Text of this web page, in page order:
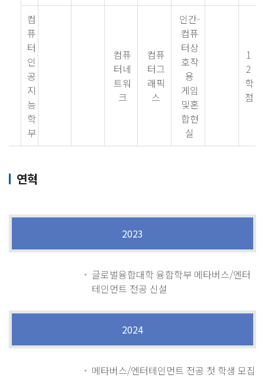
컴
퓨
터
인
공
지
능
학
부
컴퓨
터네
트워
크
컴퓨
터그
래픽
스
인간-
컴퓨
터상
호작
용
게임
및혼
합현
실
1
2
학
점
연혁
2023
글로벌융합대학 융합학부 메타버스/엔터
테인먼트 전공 신설
2024
메타버스/엔터테인먼트 전공 첫 학생 모집